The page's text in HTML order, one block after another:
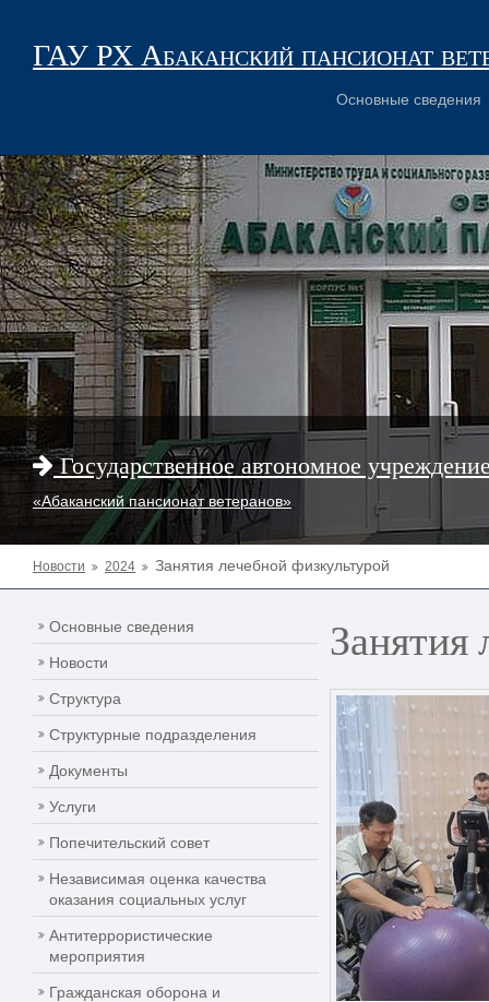
ГАУ РХ Абаканский пансионат
Основные сведения
Государственное автономное
«Абаканский пансионат ветеранов»
Новости 2024 Занятия лечебной физкультурой
Основные сведения
Новости
Структура
Структурные подразделения
Документы
Услуги
Попечительский совет
Независимая оценка качества
оказания социальных услуг
Антитеррористические
мероприятия
Гражданская оборона и
Занятия